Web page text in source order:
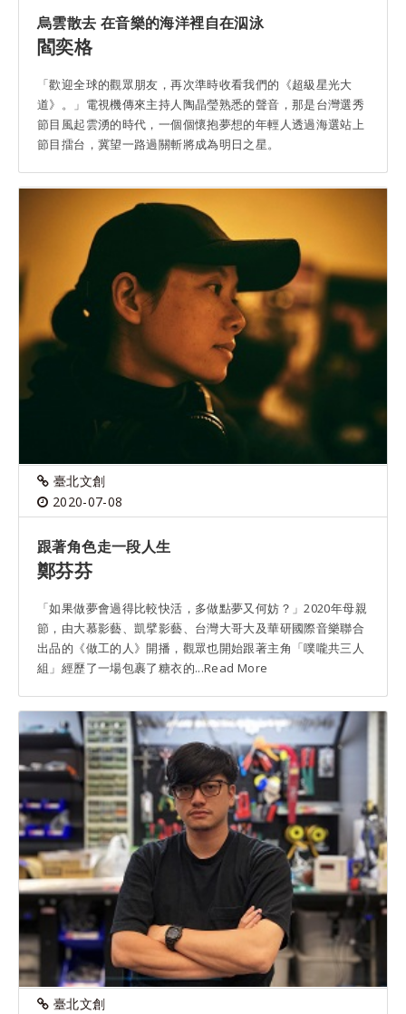
烏雲散去 在音樂的海洋裡自在泅泳
閻奕格
「歡迎全球的觀眾朋友，再次準時收看我們的《超級星光大
道》。」電視機傳來主持人陶晶瑩熟悉的聲音，那是台灣選秀
節目風起雲湧的時代，一個個懷抱夢想的年輕人透過海選站上
節目擂台，冀望一路過關斬將成為明日之星。
臺北文創
2020-07-08
跟著角色走一段人生
鄭芬芬
「如果做夢會過得比較快活，多做點夢又何妨？」2020年母親
節，由大慕影藝、凱擘影藝、台灣大哥大及華研國際音樂聯合
出品的《做工的人》開播，觀眾也開始跟著主角「噗嚨共三人
組」經歷了一場包裹了糖衣的...Read More
臺北文創